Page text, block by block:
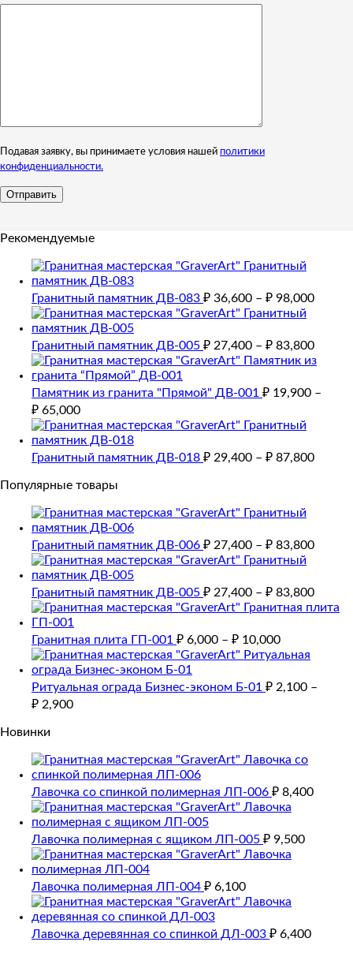
Подавая заявку, вы принимаете условия нашей политики
конфиденциальности.
Рекомендуемые
Гранитный памятник ДВ-083 ₽ 36,600 – ₽ 98,000
Гранитный памятник ДВ-005 ₽ 27,400 – ₽ 83,800
Памятник из гранита "Прямой" ДВ-001 ₽ 19,900 –
₽ 65,000
Гранитный памятник ДВ-018 ₽ 29,400 – ₽ 87,800
Популярные товары
Гранитный памятник ДВ-006 ₽ 27,400 – ₽ 83,800
Гранитный памятник ДВ-005 ₽ 27,400 – ₽ 83,800
Гранитная плита ГП-001 ₽ 6,000 – ₽ 10,000
Ритуальная ограда Бизнес-эконом Б-01 ₽ 2,100 –
₽ 2,900
Новинки
Лавочка со спинкой полимерная ЛП-006 ₽ 8,400
Лавочка полимерная с ящиком ЛП-005 ₽ 9,500
Лавочка полимерная ЛП-004 ₽ 6,100
Лавочка деревянная со спинкой ДЛ-003 ₽ 6,400